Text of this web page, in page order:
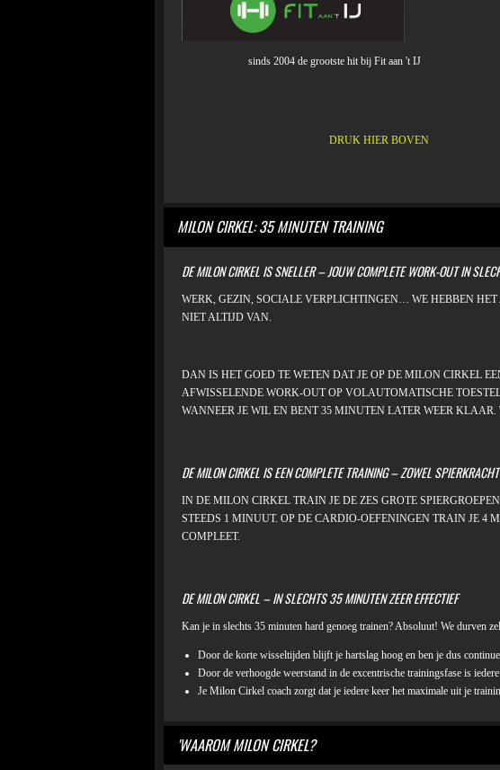
sinds 2004 de grootste hit bij Fit aan 't IJ
DRUK HIER BOVEN
MILON CIRKEL: 35 MINUTEN TRAINING
DE MILON CIRKEL IS SNELLER – JOUW COMPLETE WORK-OUT IN
WERK, GEZIN, SOCIALE VERPLICHTINGEN… WE HEBBEN
NIET ALTIJD VAN.
DAN IS HET GOED TE WETEN DAT JE OP DE MILON CIRKEL
AFWISSELENDE WORK-OUT OP VOLAUTOMATISCHE
WANNEER JE WIL EN BENT 35 MINUTEN LATER WEER
DE MILON CIRKEL IS EEN COMPLETE TRAINING – ZOWEL
IN DE MILON CIRKEL TRAIN JE DE ZES GROTE
STEEDS 1 MINUUT. OP DE CARDIO-OEFENINGEN TRAIN JE 4
COMPLEET.
DE MILON CIRKEL – IN SLECHTS 35 MINUTEN ZEER EFFECTIEF
Kan je in slechts 35 minuten hard genoeg trainen? Absoluut! We durven
Door de korte wisseltijden blijft je hartslag hoog en ben je dus
Door de verhoogde weerstand in de excentrische trainingsfase is
​Je Milon Cirkel coach zorgt dat je iedere keer het maximale uit je
'WAAROM MILON CIRKEL?